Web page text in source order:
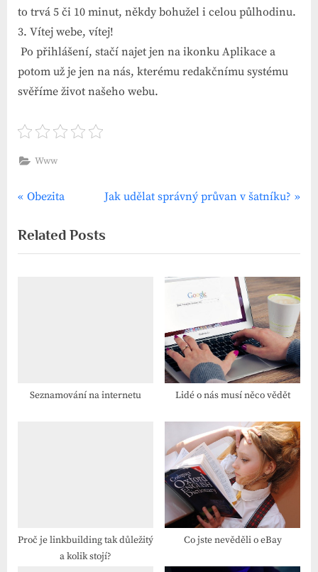
to trvá 5 či 10 minut, někdy bohužel i celou půlhodinu.
3. Vítej webe, vítej!
Po přihlášení, stačí najet jen na ikonku Aplikace a
potom už je jen na nás, kterému redakčnímu systému
svěříme život našeho webu.
Www
Navigace
pro
příspěvek
P
e
v
s
Obezita
N
x
t
Jak udělat správný průvan v šatníku?
Related Posts
Seznamování na internetu Lidé o nás musí něco vědět
Proč je linkbuilding tak důležitý
a kolik stojí?
Co jste nevěděli o eBay